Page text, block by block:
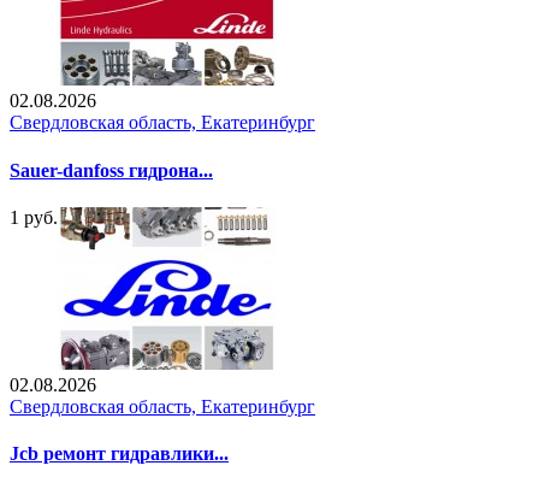
02.08.2026
Свердловская область, Екатеринбург
Sauer-danfoss гидрона...
1 руб.
02.08.2026
Свердловская область, Екатеринбург
Jcb ремонт гидравлики...